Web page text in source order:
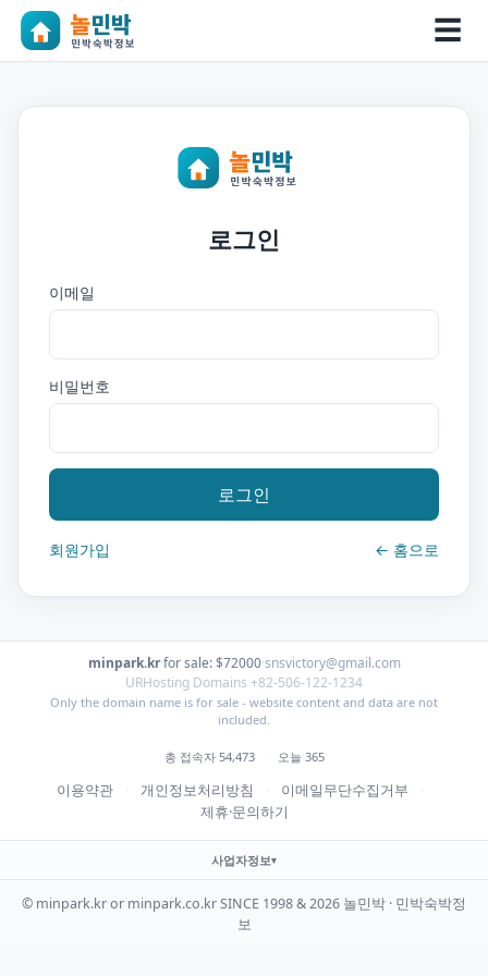
☰
로그인
이메일
비밀번호
로그인
회원가입 ← 홈으로
minpark.kr·for sale: $72000·snsvictory@gmail.com
URHosting Domains +82-506-122-1234
Only the domain name is for sale - website content and data are not
included.
총 접속자 54,473 · 오늘 365
이용약관 · 개인정보처리방침 · 이메일무단수집거부
·
제휴·문의하기
사업자정보
© minpark.kr or minpark.co.kr SINCE 1998 & 2026 놀민박 · 민박숙박정
보